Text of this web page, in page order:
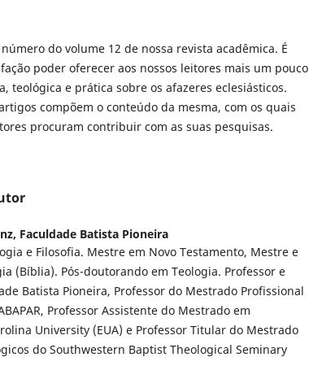
do volume 12 de nossa revista acadêmica. É
poder oferecer aos nossos leitores mais um pouco
teológica e prática sobre os afazeres eclesiásticos.
compõem o conteúdo da mesma, com os quais
procuram contribuir com as suas pesquisas.
Faculdade Batista Pioneira
e Filosofia. Mestre em Novo Testamento, Mestre e
(Bíblia). Pós-doutorando em Teologia. Professor e
Batista Pioneira, Professor do Mestrado Profissional
Professor Assistente do Mestrado em
University (EUA) e Professor Titular do Mestrado
do Southwestern Baptist Theological Seminary